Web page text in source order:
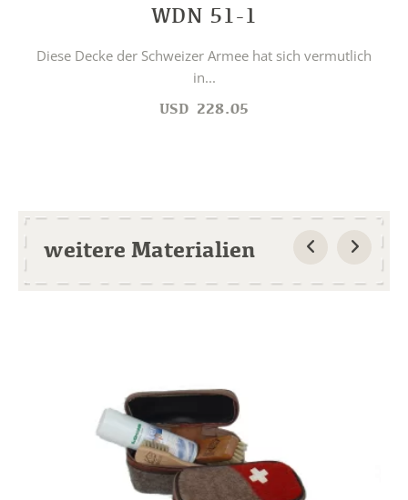
WDN 51-1
Diese Decke der Schweizer Armee hat sich vermutlich
in...
USD 228.05
weitere Materialien